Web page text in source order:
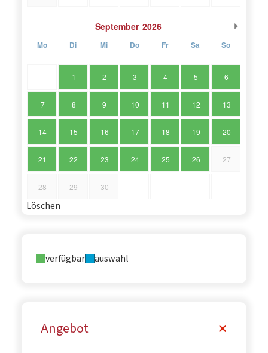
September 2026
Mo Di Mi Do Fr Sa So
1 2 3 4 5 6
7 8 9 10 11 12 13
14 15 16 17 18 19 20
21 22 23 24 25 26 27
28 29 30
Löschen
verfügbar auswahl
Angebot